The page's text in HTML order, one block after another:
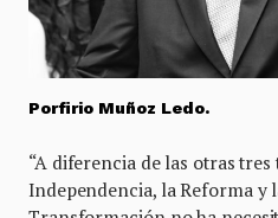
Porfirio Muñoz Ledo.
“A diferencia de las otras
Independencia, la Reforma y